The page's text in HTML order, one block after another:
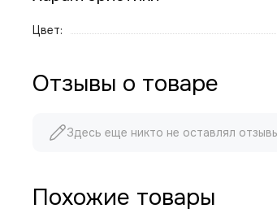
Цвет:
Отзывы о товаре
Здесь еще никто не оставлял
Похожие товары